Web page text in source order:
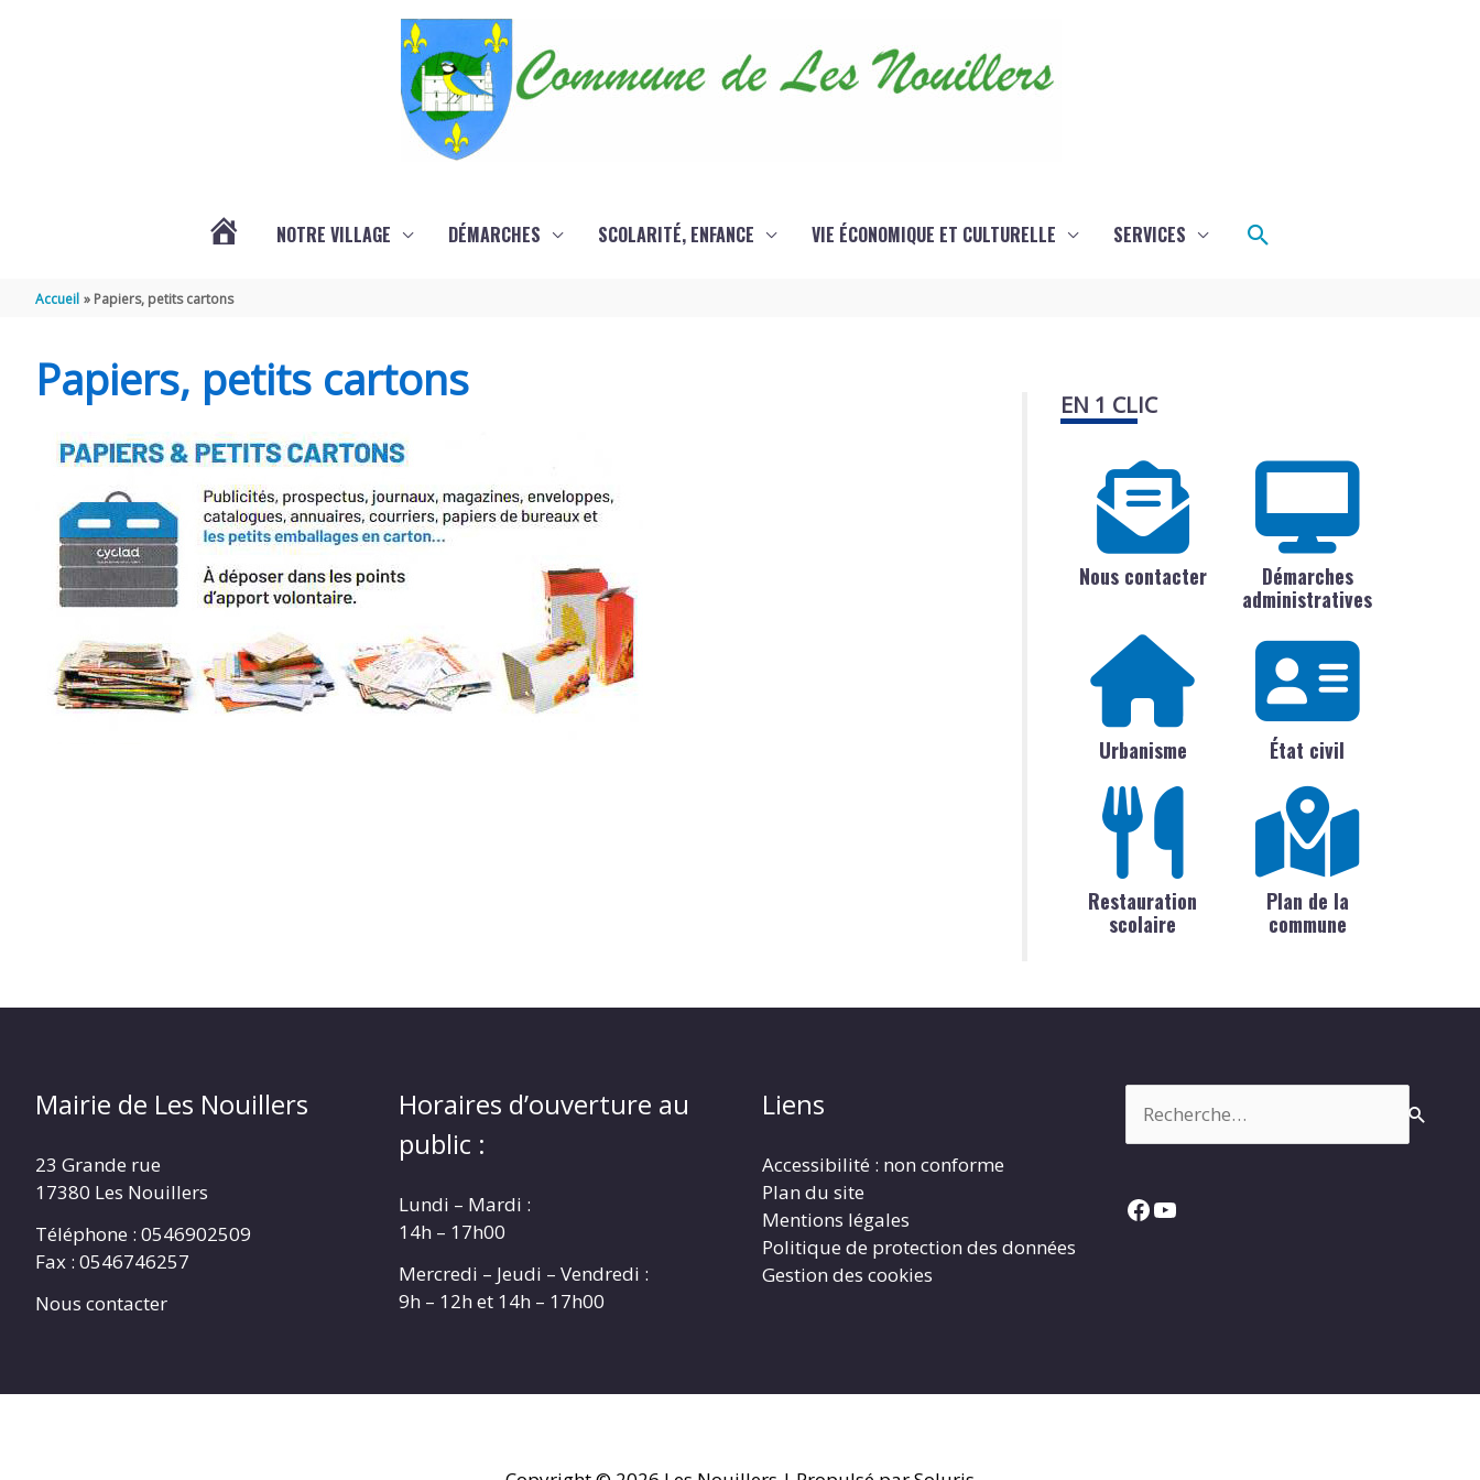
NOTRE VILLAGE DÉMARCHES SCOLARITÉ, ENFANCE VIE ÉCONOMIQUE ET CULTURELLE SERVICES Rechercher
Accueil Papiers, petits cartons
Papiers, petits cartons EN 1 CLIC
Nous contacter
Démarches
administratives
Urbanisme État civil
Restauration
scolaire
Plan de la
commune
Mairie de Les Nouillers
23 Grande rue
17380 Les Nouillers
Téléphone : 0546902509
Fax : 0546746257
Nous contacter
Horaires d’ouverture au
public :
Lundi – Mardi :
14h – 17h00
Mercredi – Jeudi – Vendredi :
9h – 12h et 14h – 17h00
Liens
Accessibilité : non conforme
Plan du site
Mentions légales
Politique de protection des données
Gestion des cookies
Facebook
YouTube